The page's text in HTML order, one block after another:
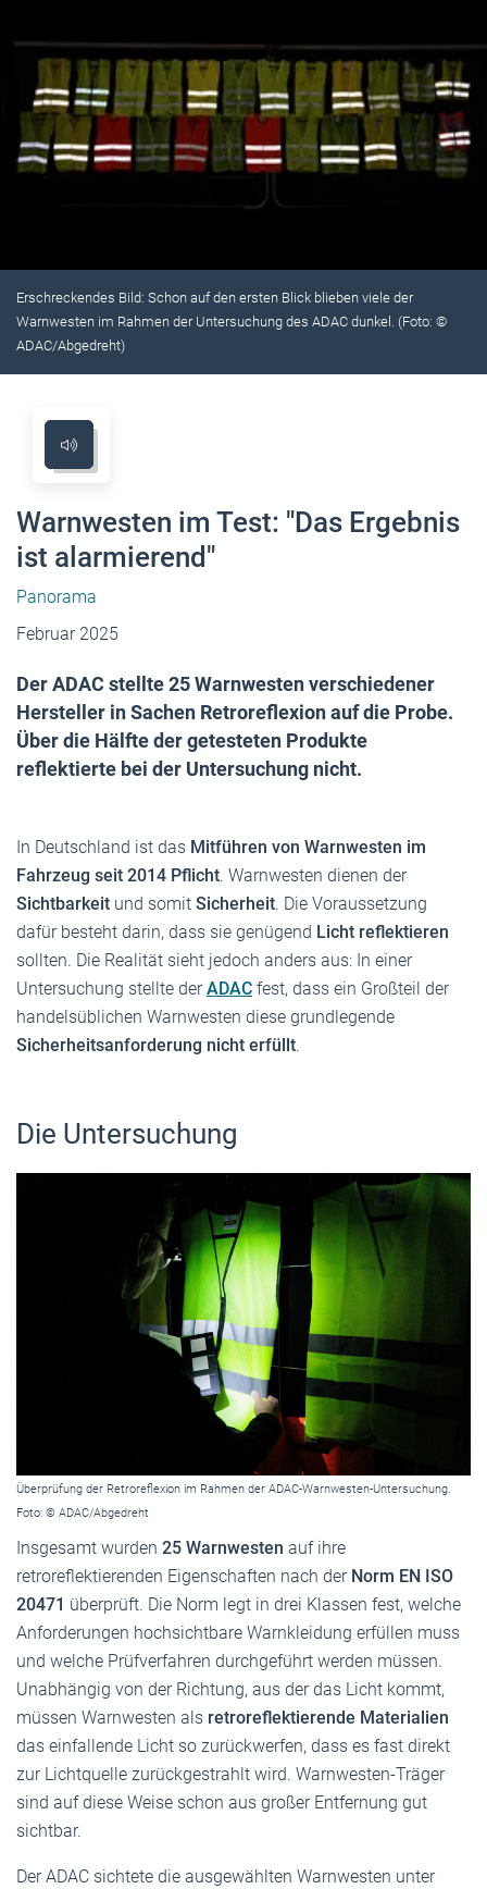
Erschreckendes Bild: Schon auf den ersten Blick blieben viele der
Warnwesten im Rahmen der Untersuchung des ADAC dunkel. (Foto: ©
ADAC/Abgedreht)
Warnwesten im Test: "Das Ergebnis
ist alarmierend"
Panorama
Februar 2025
Der ADAC stellte 25 Warnwesten verschiedener
Hersteller in Sachen Retroreflexion auf die Probe.
Über die Hälfte der getesteten Produkte
reflektierte bei der Untersuchung nicht.
In Deutschland ist das Mitführen von Warnwesten im
Fahrzeug seit 2014 Pflicht. Warnwesten dienen der
Sichtbarkeit und somit Sicherheit. Die Voraussetzung
dafür besteht darin, dass sie genügend Licht reflektieren
sollten. Die Realität sieht jedoch anders aus: In einer
Untersuchung stellte derADAC fest, dass ein Großteil der
handelsüblichen Warnwesten diese grundlegende
Sicherheitsanforderung nicht erfüllt.
Die Untersuchung
Überprüfung der Retroreflexion im Rahmen der ADAC-Warnwesten-Untersuchung.
Foto: © ADAC/Abgedreht
Insgesamt wurden 25 Warnwesten auf ihre
retroreflektierenden Eigenschaften nach der Norm EN ISO
20471 überprüft. Die Norm legt in drei Klassen fest, welche
Anforderungen hochsichtbare Warnkleidung erfüllen muss
und welche Prüfverfahren durchgeführt werden müssen.
Unabhängig von der Richtung, aus der das Licht kommt,
müssen Warnwesten als retroreflektierende Materialien
das einfallende Licht so zurückwerfen, dass es fast direkt
zur Lichtquelle zurückgestrahlt wird. Warnwesten-Träger
sind auf diese Weise schon aus großer Entfernung gut
sichtbar.
Der ADAC sichtete die ausgewählten Warnwesten unter